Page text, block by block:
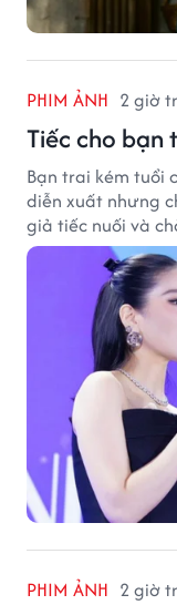
PHIM ẢNH 2 giờ
Tiếc cho bạn
Bạn trai kém tuổi
diễn xuất nhưng
giả tiếc nuối và
PHIM ẢNH 2 giờ